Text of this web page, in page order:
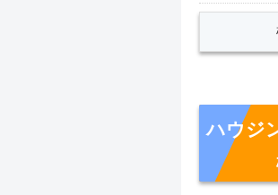
ハウジ